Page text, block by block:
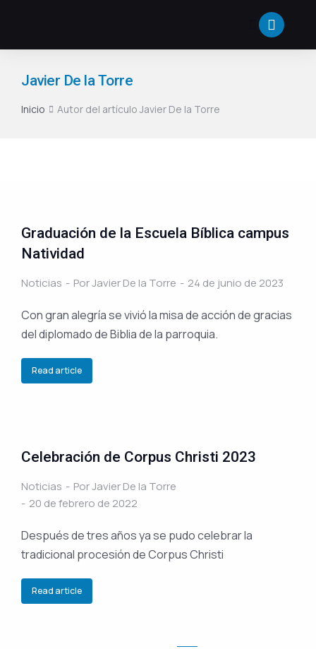
Javier De la Torre
Estás aquí:
Inicio Autor del artículo Javier De la Torre
Graduación de la Escuela Bíblica campus
Natividad
Noticias PorJavier De la Torre 24 de junio de 2023
Con gran alegría se vivió la misa de acción de gracias
del diplomado de Biblia de la parroquia.
Read article
Celebración de Corpus Christi 2023
Noticias PorJavier De la Torre
20 de febrero de 2022
Después de tres años ya se pudo celebrar la
tradicional procesión de Corpus Christi
Read article